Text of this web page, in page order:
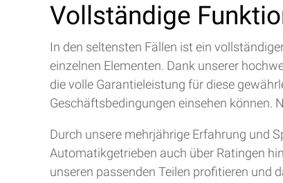
Vollständige
In den seltensten Fällen ist ein
einzelnen Elementen. Dank unserer
die volle Garantieleistung für diese
Geschäftsbedingungen einsehen können.
Durch unsere mehrjährige Erfahrung und
Automatikgetrieben auch über Ratingen
unseren passenden Teilen profitieren und